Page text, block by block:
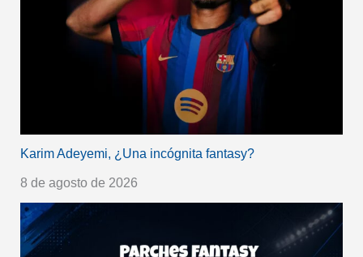
Karim Adeyemi, ¿Una incógnita fantasy?
8 de agosto de 2026